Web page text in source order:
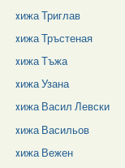
xижа Триглав
xижа Тръстеная
xижа Тъжа
xижа Узана
xижа Васил Левски
xижа Васильов
xижа Вежен